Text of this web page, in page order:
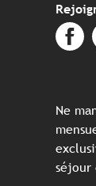
Ne
séjour